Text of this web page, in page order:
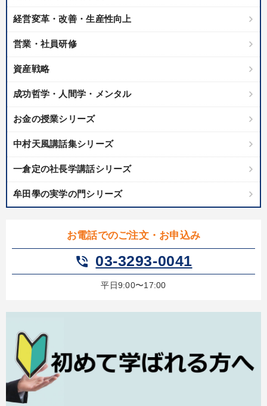
経営変革・改善・生産性向上
営業・社員研修
資産戦略
成功哲学・人間学・メンタル
お金の授業シリーズ
中村天風講話集シリーズ
一倉定の社長学講話シリーズ
牟田學の実学の門シリーズ
お電話でのご注文・お申込み
phone_in_talk 03-3293-0041
平日9:00〜17:00